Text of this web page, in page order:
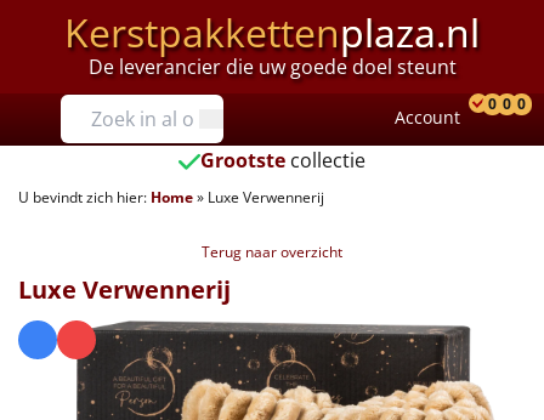
Kerstpakkettenplaza.nl
De leverancier die uw goede doel steunt
Prijzen
Tot €25
€25 tot €35
€40 tot €45
€45 tot €50
Account
0 0 0
Grootste collectie
U bevindt zich hier: Home» Luxe Verwennerij
Terug naar overzicht
Luxe Verwennerij